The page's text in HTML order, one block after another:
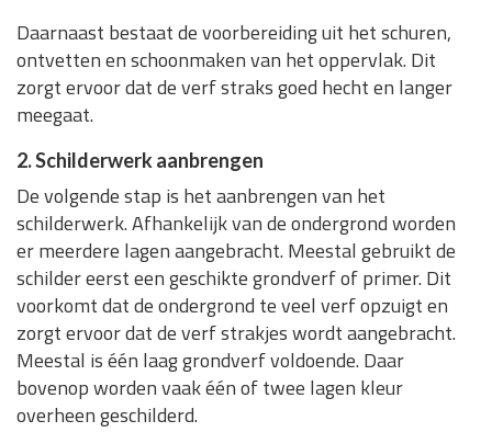
Daarnaast bestaat de voorbereiding uit het schuren,
ontvetten en schoonmaken van het oppervlak. Dit
zorgt ervoor dat de verf straks goed hecht en langer
meegaat.
2. Schilderwerk aanbrengen
De volgende stap is het aanbrengen van het
schilderwerk. Afhankelijk van de ondergrond worden
er meerdere lagen aangebracht. Meestal gebruikt de
schilder eerst een geschikte grondverf of primer. Dit
voorkomt dat de ondergrond te veel verf opzuigt en
zorgt ervoor dat de verf strakjes wordt aangebracht.
Meestal is één laag grondverf voldoende. Daar
bovenop worden vaak één of twee lagen kleur
overheen geschilderd.